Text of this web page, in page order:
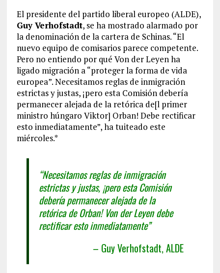
El presidente del partido liberal europeo (ALDE),
Guy Verhofstadt, se ha mostrado alarmado por
la denominación de la cartera de Schinas. “El
nuevo equipo de comisarios parece competente.
Pero no entiendo por qué Von der Leyen ha
ligado migración a “proteger la forma de vida
europea”. Necesitamos reglas de inmigración
estrictas y justas, ¡pero esta Comisión debería
permanecer alejada de la retórica de[l primer
ministro húngaro Viktor] Orban! Debe rectificar
esto inmediatamente”, ha tuiteado este
miércoles.*
“Necesitamos reglas de inmigración
estrictas y justas, ¡pero esta Comisión
debería permanecer alejada de la
retórica de Orban! Von der Leyen debe
rectificar esto inmediatamente”
– Guy Verhofstadt, ALDE